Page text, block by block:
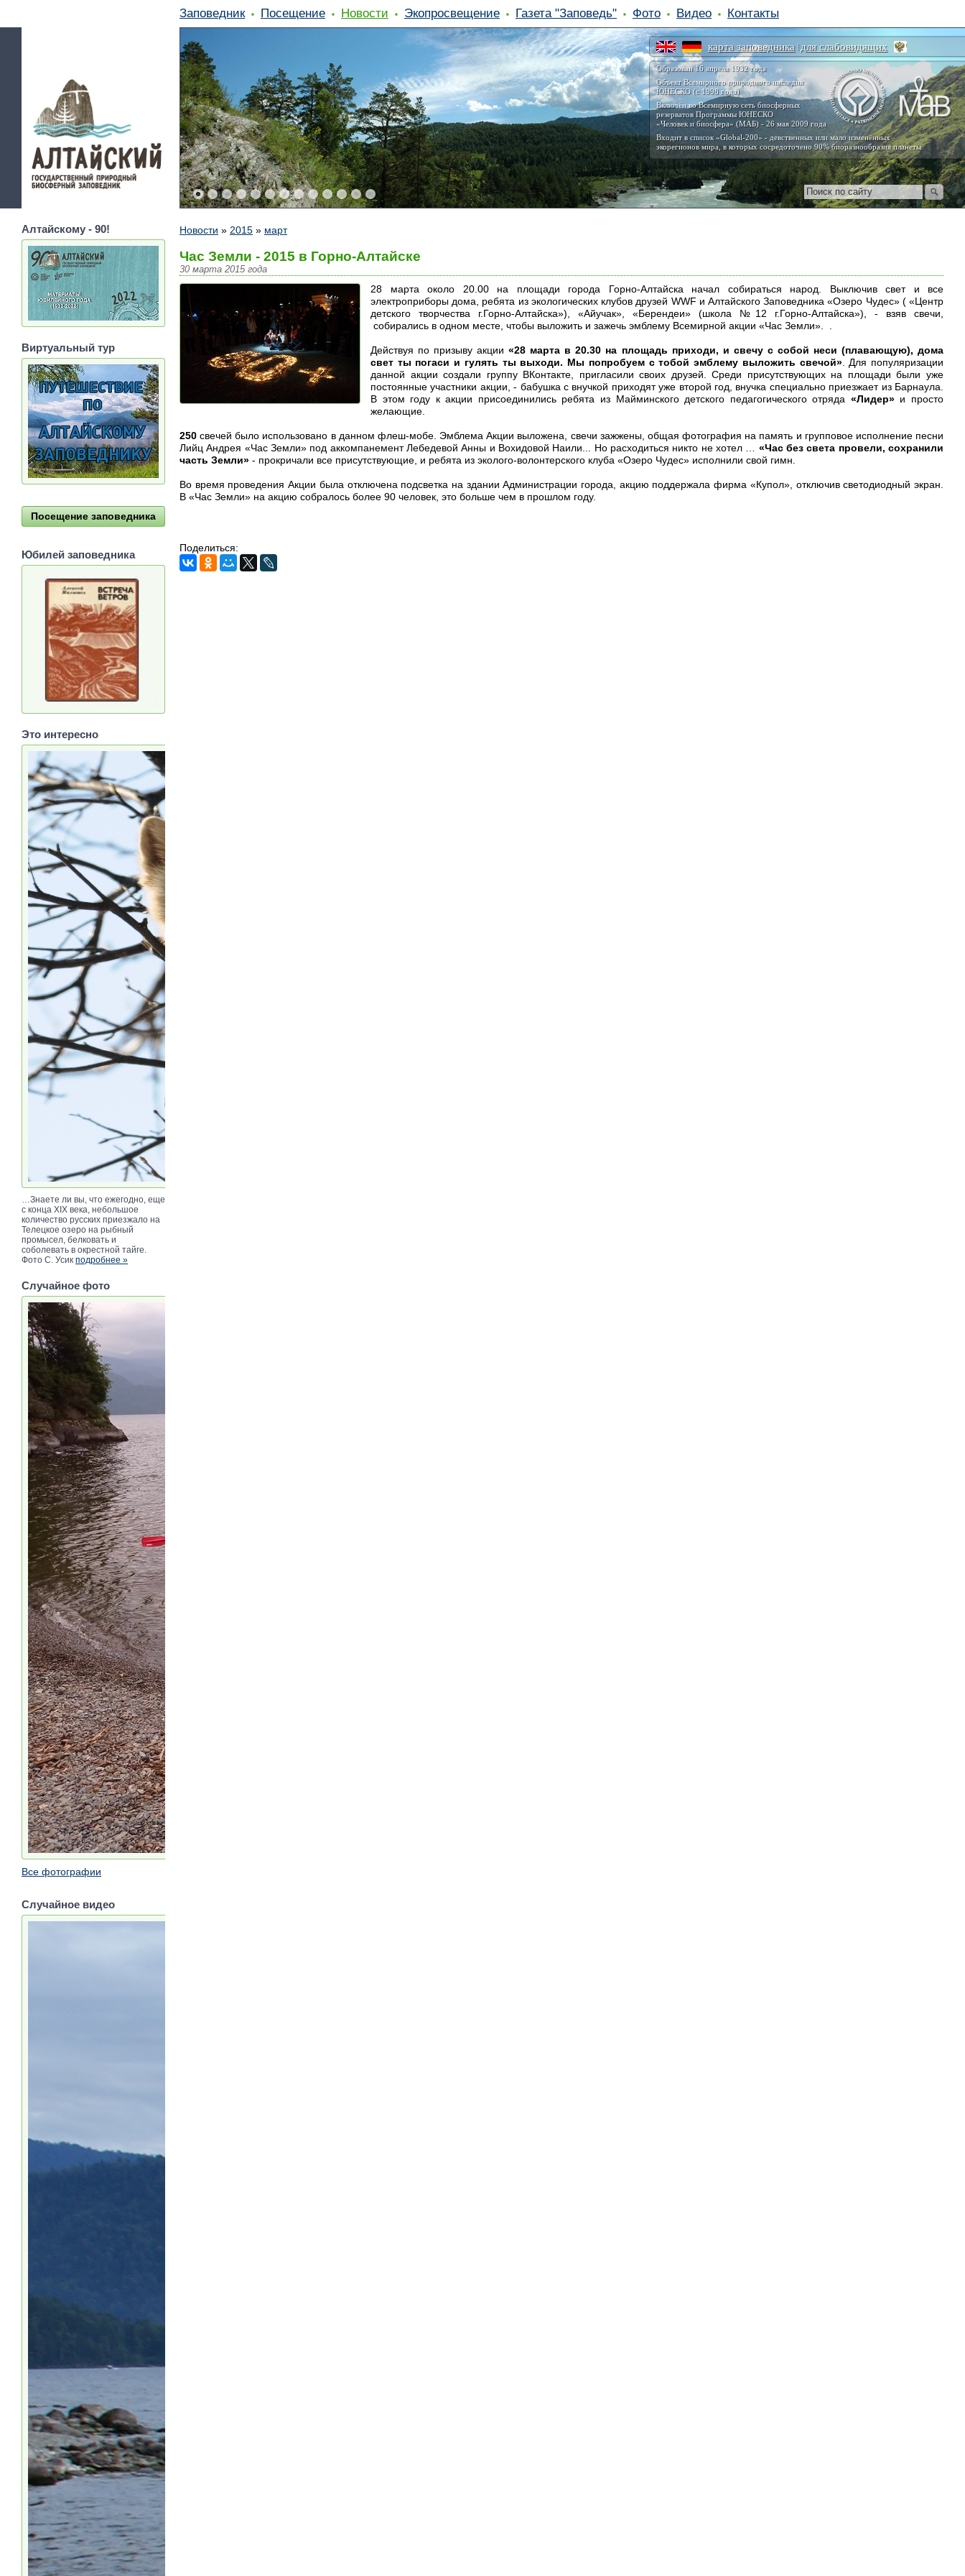
карта заповедника | для слабовидящих
Образован 16 апреля 1932 года
Объект Всемирного природного наследия
ЮНЕСКО (с 1998 года)
Включён во Всемирную сеть биосферных
резерватов Программы ЮНЕСКО
«Человек и биосфера» (МАБ) - 26 мая 2009 года
Входит в список «Global-200» - девственных или мало изменённых
экорегионов мира, в которых сосредоточено 90% биоразнообразия планеты
Заповедник Посещение Новости Экопросвещение Газета "Заповедь" Фото Видео Контакты
Новости » 2015 » март
Час Земли - 2015 в Горно-Алтайске
30 марта 2015 года
28 марта около 20.00 на площади города Горно-Алтайска начал собираться народ. Выключив свет и все
электроприборы дома, ребята из экологических клубов друзей WWF и Алтайского Заповедника «Озеро Чудес» ( «Центр
детского творчества г.Горно-Алтайска»), «Айучак», «Берендеи» (школа №12 г.Горно-Алтайска»), - взяв свечи,
собирались в одном месте, чтобы выложить и зажечь эмблему Всемирной акции «Час Земли». .
Действуя по призыву акции«28 марта в 20.30 на площадь приходи, и свечу с собой неси (плавающую), дома
свет ты погаси и гулять ты выходи. Мы попробуем с тобой эмблему выложить свечой». Для популяризации
данной акции создали группу ВКонтакте, пригласили своих друзей. Среди присутствующих на площади были уже
постоянные участники акции, - бабушка с внучкой приходят уже второй год, внучка специально приезжает из Барнаула.
В этом году к акции присоединились ребята из Майминского детского педагогического отряда «Лидер»и просто
желающие.
250 свечей было использовано в данном флеш-мобе. Эмблема Акции выложена, свечи зажжены, общая фотография на память и групповое исполнение песни
Лийц Андрея «Час Земли» под аккомпанемент Лебедевой Анны и Вохидовой Наили... Но расходиться никто не хотел … «Час без света провели, сохранили
часть Земли» - прокричали все присутствующие, и ребята из эколого-волонтерского клуба «Озеро Чудес» исполнили свой гимн.
Во время проведения Акции была отключена подсветка на здании Администрации города, акцию поддержала фирма «Купол», отключив светодиодный экран.
В «Час Земли» на акцию собралось более 90 человек, это больше чем в прошлом году.
Поделиться:
Алтайскому - 90!
Виртуальный тур
Посещение заповедника
Юбилей заповедника
Это интересно
…Знаете ли вы, что ежегодно, еще
с конца XIX века, небольшое
количество русских приезжало на
Телецкое озеро на рыбный
промысел, белковать и
соболевать в окрестной тайге.
Фото С. Усик подробнее »
Случайное фото
Все фотографии
Случайное видео